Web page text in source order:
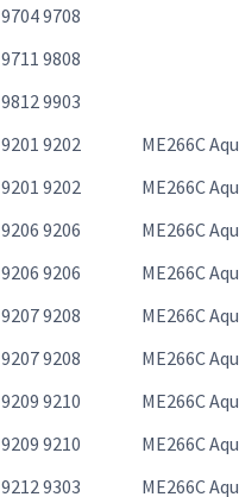
9704 9708
9711 9808
9812 9903
9201 9202
ME266C
9201 9202
ME266C
9206 9206
ME266C
9206 9206
ME266C
9207 9208
ME266C
9207 9208
ME266C
9209 9210
ME266C
9209 9210
ME266C
9212 9303 ME266C